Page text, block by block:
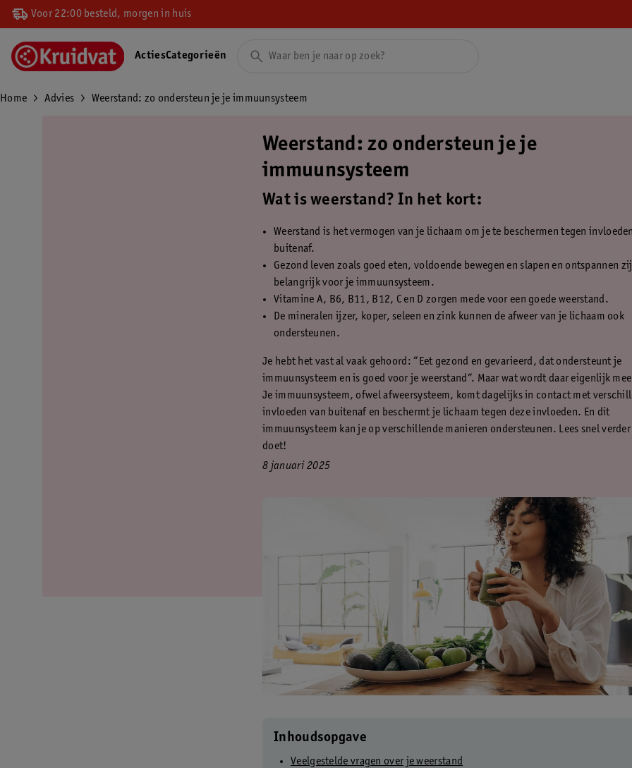
Voor 22:00 besteld, morgen in huis
ActiesCategorieën
Home Advies Weerstand: zo ondersteun je je immuunsysteem
Weerstand: zo ondersteun je je
immuunsysteem
Wat is weerstand? In het kort:
Weerstand is het vermogen van je lichaam om je te beschermen tegen
buitenaf.
Gezond leven zoals goed eten, voldoende bewegen en slapen en ontspannen
belangrijk voor je immuunsysteem.
Vitamine A, B6, B11, B12, C en D zorgen mede voor een goede weerstand.
De mineralen ijzer, koper, seleen en zink kunnen de afweer van je lichaam ook
ondersteunen.
Je hebt het vast al vaak gehoord: “Eet gezond en gevarieerd, dat ondersteunt je
immuunsysteem en is goed voor je weerstand”. Maar wat wordt daar eigenlijk
Je immuunsysteem, ofwel afweersysteem, komt dagelijks in contact met
invloeden van buitenaf en beschermt je lichaam tegen deze invloeden. En dit
immuunsysteem kan je op verschillende manieren ondersteunen. Lees snel
doet!
8 januari 2025
Inhoudsopgave
Veelgestelde vragen over je weerstand